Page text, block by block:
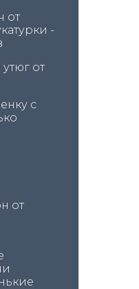
от
-
от
с
от